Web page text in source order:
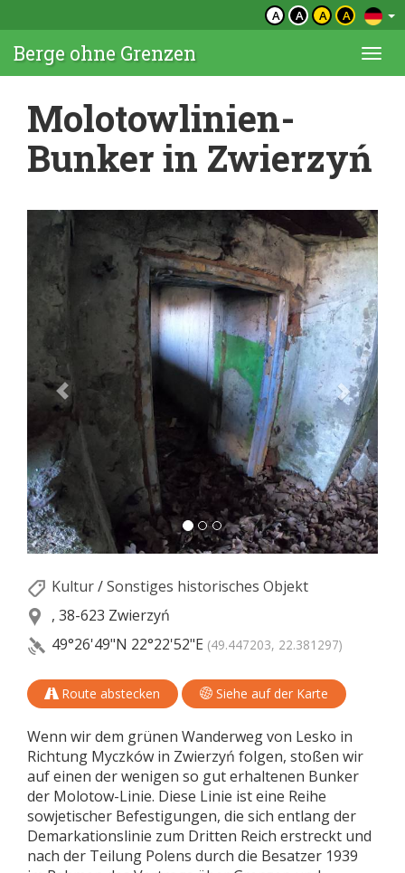
A A A A
Berge ohne Grenzen
Molotowlinien-
Bunker in Zwierzyń
Kultur/Sonstiges historisches Objekt
, 38-623 Zwierzyń
49°26'49"N 22°22'52"E (49.447203, 22.381297)
Route abstecken Siehe auf der Karte
Wenn wir dem grünen Wanderweg von Lesko in
Richtung Myczków in Zwierzyń folgen, stoßen wir
auf einen der wenigen so gut erhaltenen Bunker
der Molotow-Linie. Diese Linie ist eine Reihe
sowjetischer Befestigungen, die sich entlang der
Demarkationslinie zum Dritten Reich erstreckt und
nach der Teilung Polens durch die Besatzer 1939